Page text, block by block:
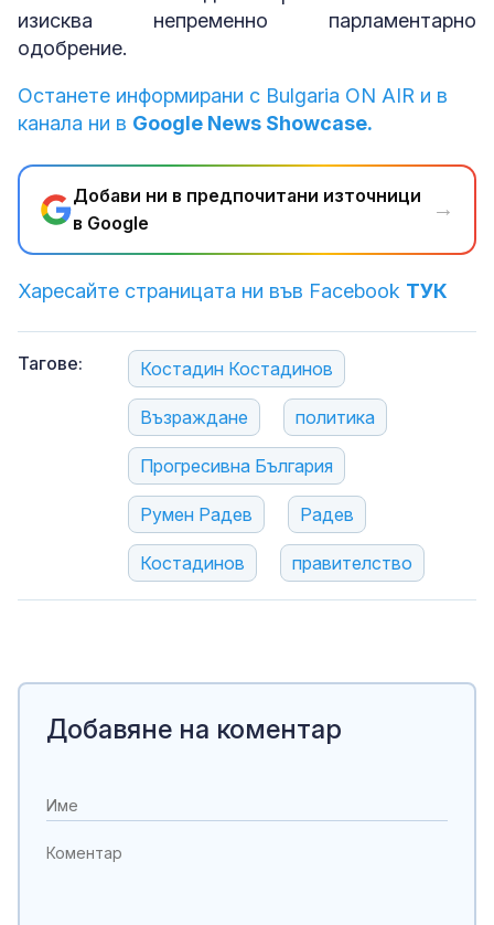
изисква непременно парламентарно
одобрение.
Останете информирани с Bulgaria ON AIR и в
канала ни в Google News Showcase.
Добави ни в предпочитани източници
в Google
→
Харесайте страницата ни във Facebook ТУК
Тагове: Костадин Костадинов
Възраждане политика
Прогресивна България
Румен Радев Радев
Костадинов правителство
Добавяне на коментар